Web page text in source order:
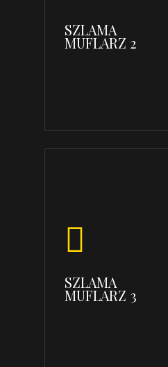
SZLAMA
MUFLARZ 2
SZLAMA
MUFLARZ 3